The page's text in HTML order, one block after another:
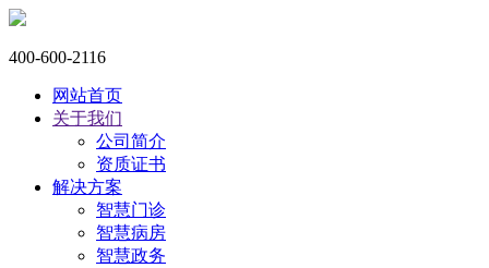
400-600-2116
网站首页
关于我们
公司简介
资质证书
解决方案
智慧门诊
智慧病房
智慧政务